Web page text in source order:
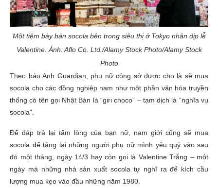
Một tiệm bày bán socola bên trong siêu thị ở Tokyo nhân dịp lễ
Valentine. Ảnh: Aflo Co. Ltd./Alamy Stock Photo/Alamy Stock
Photo
Theo báo Anh Guardian, phụ nữ công sở được cho là sẽ mua
socola cho các đồng nghiệp nam như một phần văn hóa truyền
thống có tên gọi Nhật Bản là “giri choco” – tạm dịch là “nghĩa vụ
socola”.
Để đáp trả lại tấm lòng của bạn nữ, nam giới cũng sẽ mua
socola để tặng lại những người phụ nữ mình yêu quý vào sau
đó một tháng, ngày 14/3 hay còn gọi là Valentine Trắng – một
ngày mà những nhà sản xuất socola tự nghĩ ra để kích cầu
lượng mua kẹo vào đầu những năm 1980.